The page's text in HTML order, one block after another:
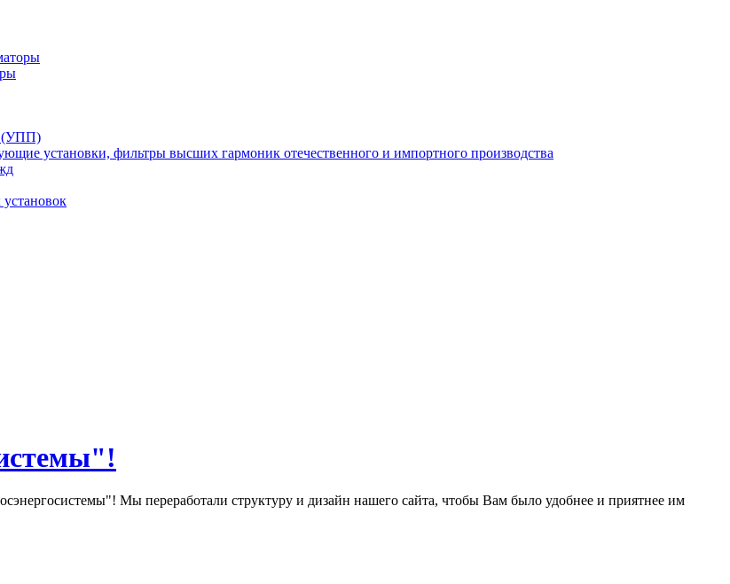
(УПП)
установки, фильтры высших гармоник отечественного и импортного производства
Мы переработали структуру и дизайн нашего сайта, чтобы Вам было удобнее и приятнее им